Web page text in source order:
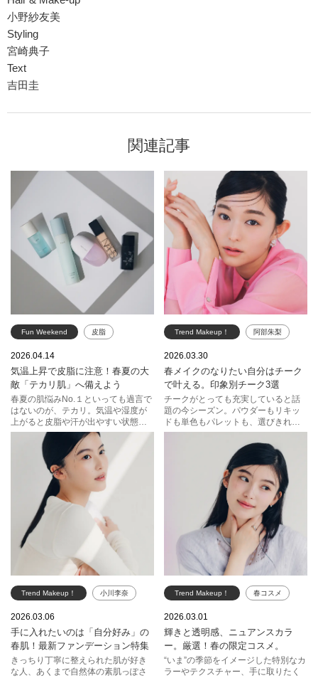
小野紗友美
Styling
宮崎典子
Text
吉田圭
関連記事
Fun Weekend 皮脂
テカリ
乾燥 スキンケア
ベースメイク
コスメデコルテ RMK
2026.04.14
気温上昇で皮脂に注意！春夏の大
敵「テカリ肌」へ備えよう
春夏の肌悩みNo.１といっても過言で
はないのが、テカリ。気温や湿度が
上がると皮脂や汗が出やすい状態が
続き、さらに紫外線による乾燥など
もテカリの一因に。肌の涼しげなム
ードを保つためにも、その対策は万
全に。スキンケアからベースメイク
まで、実力派アイテムをご紹介しま
Trend Makeup！ 阿部朱梨
春メイク
エスティ ローダー
イヴ・サンローラン・ボーテ
スナイデル ビューティ
2026.03.30
春メイクのなりたい自分はチーク
で叶える。印象別チーク3選
チークがとっても充実していると話
題の今シーズン。パウダーもリキッ
ドも単色もパレットも、選びきれな
いほど優秀カラーがそろいます。手
に入れたいのは内側からにじみ出る
ような自然なツヤと血色感。ヘルシ
ーなのに、どこかほのかに色っぽ
く。チークの力を、最大限に！
Trend Makeup！ 小川李奈
春コスメ
エスティ ローダー
ジルスチュアート
アディクション クラランス
2026.03.06
手に入れたいのは「自分好み」の
春肌！最新ファンデーション特集
きっちり丁寧に整えられた肌が好き
な人、あくまで自然体の素肌っぽさ
Trend Makeup！ 春コスメ
限定コスメ
チーク ハイライト
アイシャドウ
ジバンシイ ビューティー
2026.03.01
輝きと透明感、ニュアンスカラ
ー。厳選！春の限定コスメ。
“いま”の季節をイメージした特別なカ
ラーやテクスチャー、手に取りたく